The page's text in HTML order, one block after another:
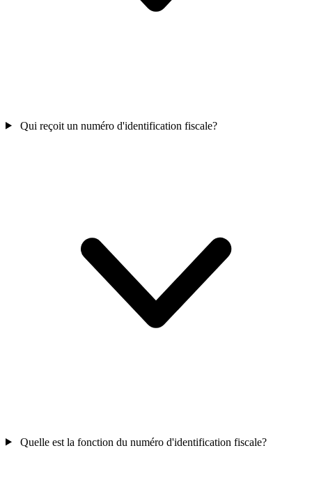
Qui reçoit un numéro d'identification fiscale?
Quelle est la fonction du numéro d'identification fiscale?